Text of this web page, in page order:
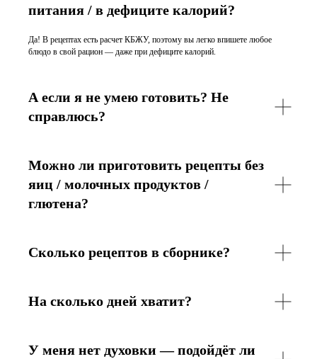
питания / в дефиците калорий?
Да! В рецептах есть расчет КБЖУ, поэтому вы легко впишете любое
блюдо в свой рацион — даже при дефиците калорий.
А если я не умею готовить? Не
справлюсь?
Можно ли приготовить рецепты без
яиц / молочных продуктов /
глютена?
Сколько рецептов в сборнике?
На сколько дней хватит?
У меня нет духовки — подойдёт ли